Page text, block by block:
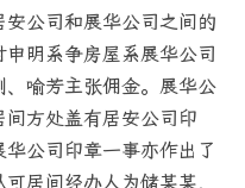
公司和展华公司之间的
明系争房屋系展华公司
喻芳主张佣金。展华公
方处盖有居安公司印
公司印章一事亦作出了
居间经办人为储某某，